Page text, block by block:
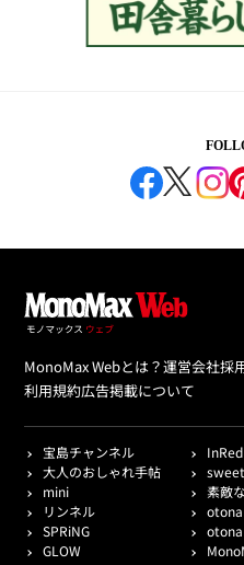
MonoMax Webとは？運営会社採
利用規約広告掲載について
宝島チャンネル
InRed
大人のおしゃれ手帖
sweet
mini
素敵
リンネル
otona
SPRiNG
otona
GLOW